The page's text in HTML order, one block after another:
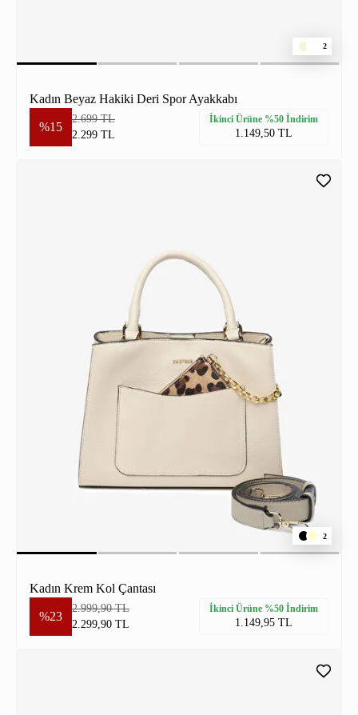
2
Kadın Beyaz Hakiki Deri Spor Ayakkabı
%15
2.699 TL
2.299 TL
İkinci Ürüne %50 İndirim
1.149,50 TL
2
Kadın Krem Kol Çantası
%23
2.999,90 TL
2.299,90 TL
İkinci Ürüne %50 İndirim
1.149,95 TL